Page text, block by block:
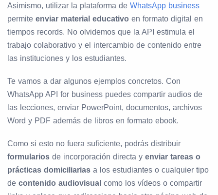
Asimismo, utilizar la plataforma de WhatsApp business
permite enviar material educativo en formato digital en
tiempos records. No olvidemos que la API estimula el
trabajo colaborativo y el intercambio de contenido entre
las instituciones y los estudiantes.
Te vamos a dar algunos ejemplos concretos. Con
WhatsApp API for business puedes compartir audios de
las lecciones, enviar PowerPoint, documentos, archivos
Word y PDF además de libros en formato ebook.
Como si esto no fuera suficiente, podrás distribuir
formularios de incorporación directa y enviar tareas o
prácticas domiciliarias a los estudiantes o cualquier tipo
de contenido audiovisual como los vídeos o compartir